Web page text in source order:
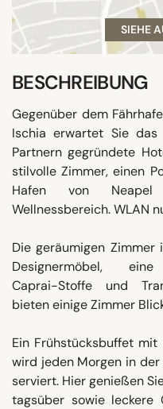
SIEHE
BESCHREIBUNG
Gegenüber dem
Ischia erwartet Sie das
Partnern gegründete
stilvolle Zimmer, einen
Hafen von
Wellnessbereich. WLAN
Die geräumigen
Designermöbel, eine
Caprai-Stoffe und
bieten einige Zimmer
Ein Frühstücksbuffet
wird jeden Morgen in
serviert. Hier genießen
tagsüber sowie leckere